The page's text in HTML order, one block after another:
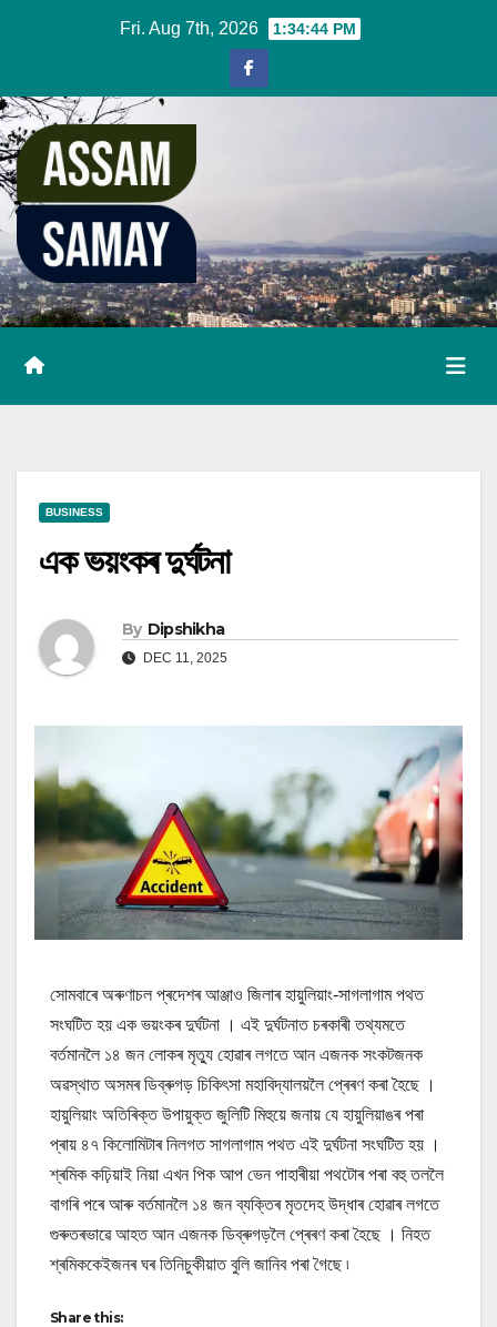
Fri. Aug 7th, 2026 1:34:45 PM
BUSINESS
এক ভয়ংকৰ দুৰ্ঘটনা
By Dipshikha
DEC 11, 2025
সোমবাৰে অৰুণাচল প্ৰদেশৰ আঞ্জাও জিলাৰ হায়ুলিয়াং-সাগলাগাম পথত
সংঘটিত হয় এক ভয়ংকৰ দুৰ্ঘটনা । এই দুৰ্ঘটনাত চৰকাৰী তথ্যমতে
বৰ্তমানলৈ ১৪ জন লোকৰ মৃত্যু হোৱাৰ লগতে আন এজনক সংকটজনক
অৱস্থাত অসমৰ ডিব্ৰুগড় চিকিৎসা মহাবিদ্যালয়লৈ প্ৰেৰণ কৰা হৈছে ।
হায়ুলিয়াং অতিৰিক্ত উপায়ুক্ত জুলিটি মিহুয়ে জনায় যে হায়ুলিয়াঙৰ পৰা
প্ৰায় ৪৭ কিলোমিটাৰ নিলগত সাগলাগাম পথত এই দুৰ্ঘটনা সংঘটিত হয় ।
শ্ৰমিক কঢ়িয়াই নিয়া এখন পিক আপ ভেন পাহাৰীয়া পথটোৰ পৰা বহু তললৈ
বাগৰি পৰে আৰু বৰ্তমানলৈ ১৪ জন ব্যক্তিৰ মৃতদেহ উদ্ধাৰ হোৱাৰ লগতে
গুৰুতৰভাৱে আহত আন এজনক ডিব্ৰুগড়লৈ প্ৰেৰণ কৰা হৈছে । নিহত
শ্ৰমিককেইজনৰ ঘৰ তিনিচুকীয়াত বুলি জানিব পৰা গৈছে ৷
Share this: